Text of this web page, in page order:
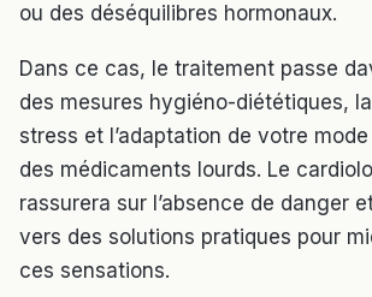
ou des déséquilibres hormonaux.
Dans ce cas, le traitement passe
des mesures hygiéno-diététiques,
stress et l’adaptation de votre
des médicaments lourds. Le
rassurera sur l’absence de danger
vers des solutions pratiques pour
ces sensations.